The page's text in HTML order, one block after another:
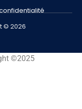
© 2026
©2025